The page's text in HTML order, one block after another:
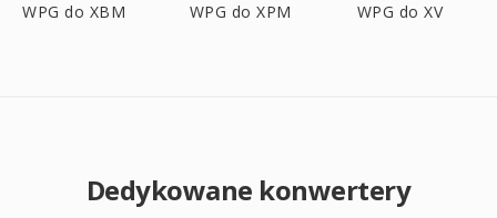
WPG do XBM WPG do XPM WPG do XV
Dedykowane konwertery